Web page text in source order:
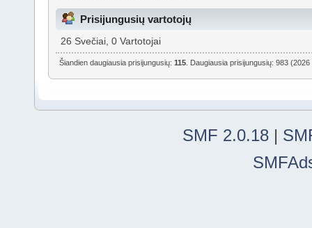
Prisijungusių vartotojų
26 Svečiai, 0 Vartotojai
Šiandien daugiausia prisijungusių:115 . Daugiausia prisijungusių: 983
SMF 2.0.18 |